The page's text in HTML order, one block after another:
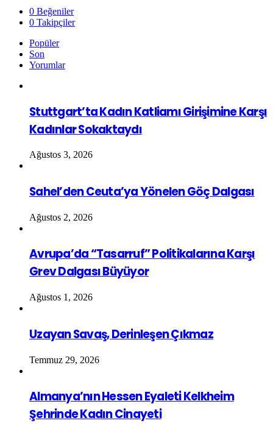
0 Beğeniler
0 Takipçiler
Popüler
Son
Yorumlar
Stuttgart’ta Kadın Katliamı Girişimine Karşı
Kadınlar Sokaktaydı
Ağustos 3, 2026
Sahel’den Ceuta’ya Yönelen Göç Dalgası
Ağustos 2, 2026
Avrupa’da “Tasarruf” Politikalarına Karşı
Grev Dalgası Büyüyor
Ağustos 1, 2026
Uzayan Savaş, Derinleşen Çıkmaz
Temmuz 29, 2026
Almanya’nın Hessen Eyaleti Kelkheim
Şehrinde Kadın Cinayeti